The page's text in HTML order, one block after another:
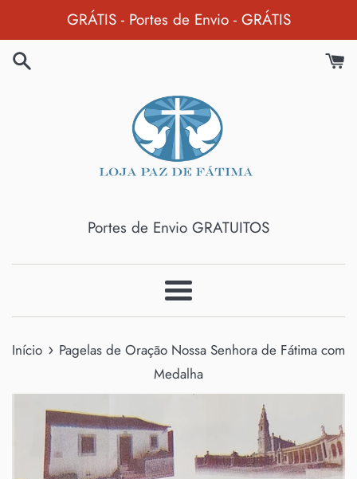
para
GRÁTIS - Portes de Envio - GRÁTIS
Portes de Envio GRATUITOS
Menu
Início › Pagelas de Oração Nossa Senhora de Fátima com
Medalha